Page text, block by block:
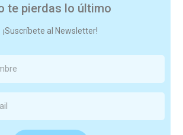
te pierdas lo último
¡Suscríbete al Newsletter!